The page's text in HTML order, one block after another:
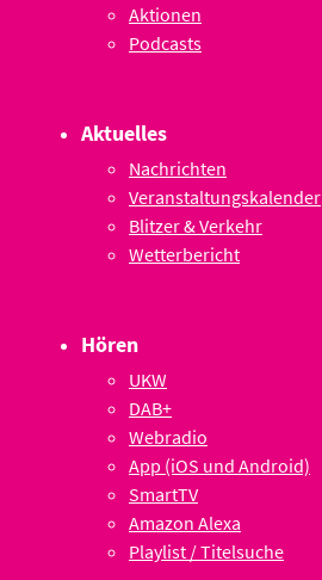
Aktionen
Podcasts
Aktuelles
Nachrichten
Veranstaltungskalender
Blitzer & Verkehr
Wetterbericht
Hören
UKW
DAB+
Webradio
App (iOS und Android)
SmartTV
Amazon Alexa
Playlist / Titelsuche